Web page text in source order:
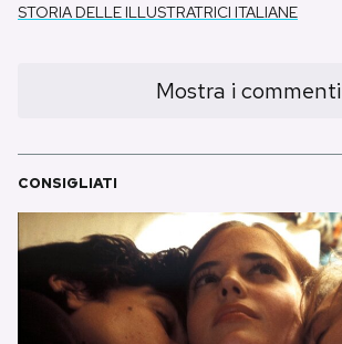
STORIA DELLE ILLUSTRATRICI ITALIANE
Mostra i commenti
CONSIGLIATI